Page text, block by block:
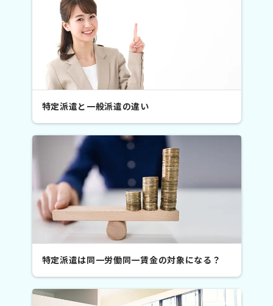
特定派遣と一般派遣の違い
特定派遣は同一労働同一賃金の対象になる？